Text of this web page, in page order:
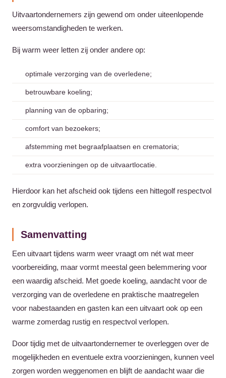
Uitvaartondernemers zijn gewend om onder uiteenlopende
weersomstandigheden te werken.
Bij warm weer letten zij onder andere op:
optimale verzorging van de overledene;
betrouwbare koeling;
planning van de opbaring;
comfort van bezoekers;
afstemming met begraafplaatsen en crematoria;
extra voorzieningen op de uitvaartlocatie.
Hierdoor kan het afscheid ook tijdens een hittegolf respectvol
en zorgvuldig verlopen.
Samenvatting
Een uitvaart tijdens warm weer vraagt om nét wat meer
voorbereiding, maar vormt meestal geen belemmering voor
een waardig afscheid. Met goede koeling, aandacht voor de
verzorging van de overledene en praktische maatregelen
voor nabestaanden en gasten kan een uitvaart ook op een
warme zomerdag rustig en respectvol verlopen.
Door tijdig met de uitvaartondernemer te overleggen over de
mogelijkheden en eventuele extra voorzieningen, kunnen veel
zorgen worden weggenomen en blijft de aandacht waar die